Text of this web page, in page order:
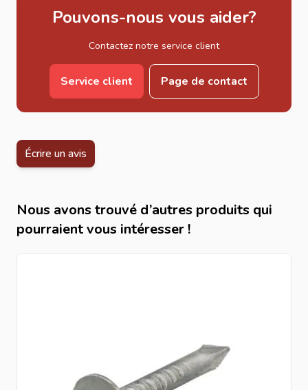
Pouvons-nous vous aider?
Contactez notre service client
Service client Page de contact
Écrire un avis
Nous avons trouvé d’autres produits qui
pourraient vous intéresser !